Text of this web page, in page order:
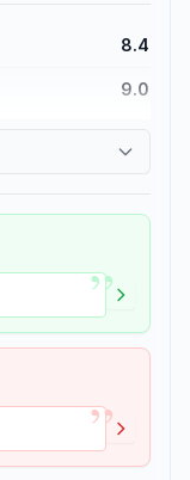
8.4
9.0
”
”